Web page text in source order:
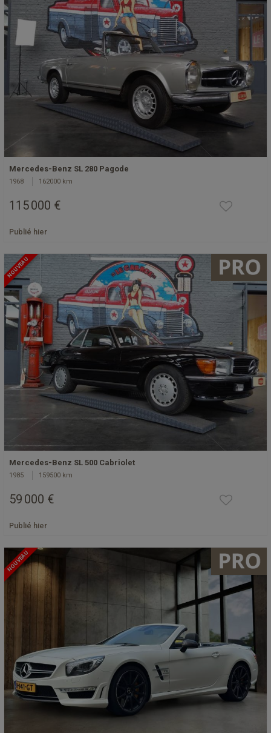
Mercedes-Benz SL 280 Pagode
1968 162000 km
115 000 €
Publié hier
NOUVEAU
Mercedes-Benz SL 500 Cabriolet
1985 159500 km
59 000 €
Publié hier
NOUVEAU